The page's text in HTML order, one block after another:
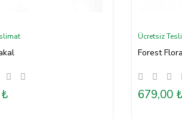
Ücretsiz
Forest
679,00 ₺